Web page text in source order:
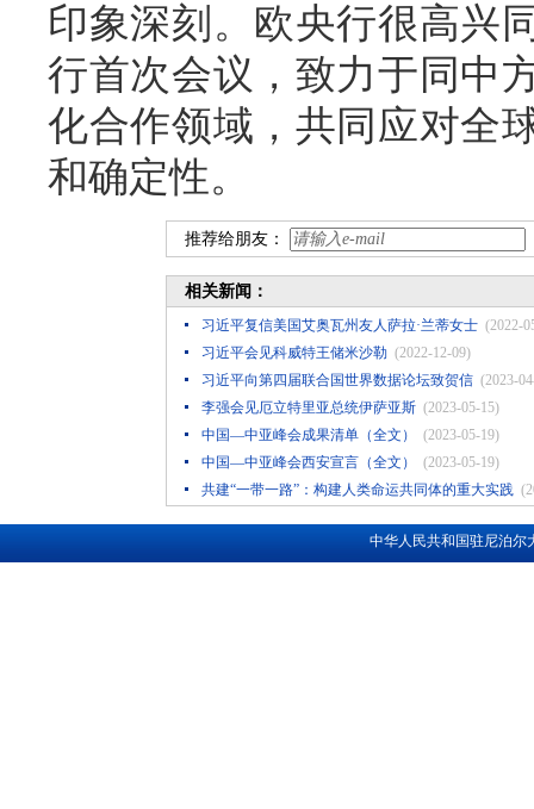
印象深刻。欧央行很高兴
行首次会议，致力于同中
化合作领域，共同应对全
和确定性。
推荐给朋友：
相关新闻：
习近平复信美国艾奥瓦州友人萨拉·兰蒂女士 (2022-
习近平会见科威特王储米沙勒 (2022-12-09)
习近平向第四届联合国世界数据论坛致贺信 (2023-
李强会见厄立特里亚总统伊萨亚斯 (2023-05-15)
中国—中亚峰会成果清单（全文）
(2023-05-19)
中国—中亚峰会西安宣言（全文）
(2023-05-19)
共建“一带一路”：构建人类命运共同体的重大实践
中华人民共和国驻尼泊尔